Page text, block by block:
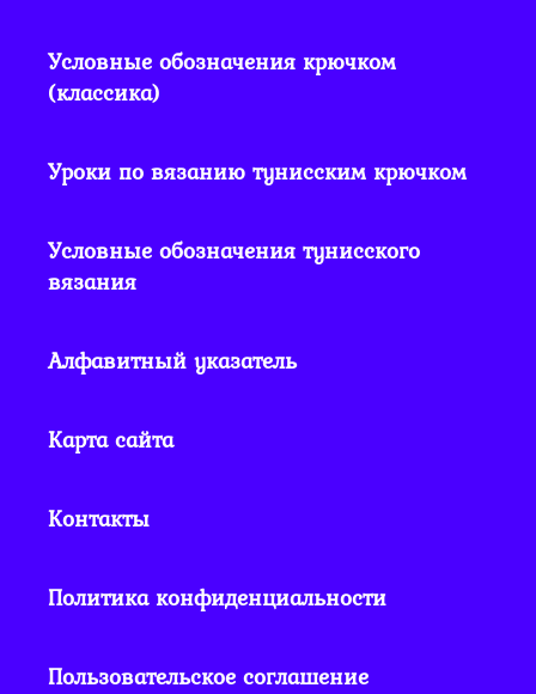
Условные обозначения крючком
(классика)
Уроки по вязанию тунисским крючком
Условные обозначения тунисского
вязания
Алфавитный указатель
Карта сайта
Контакты
Политика конфиденциальности
Пользовательское соглашение